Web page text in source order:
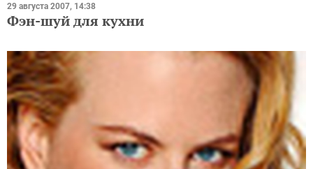
29 августа 2007, 14:38
Фэн-шуй для кухни